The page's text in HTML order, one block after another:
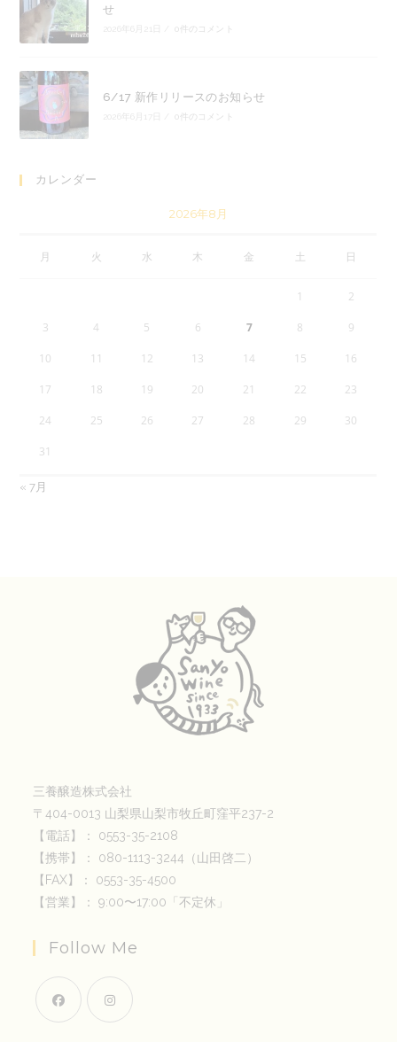
せ
0件のコメント
6/17 新作リリースのお知らせ
0件のコメント
カレンダー
2026年8月
月 火 水 木 金 土 日
1 2
3 4 5 6 7 8 9
10 11 12 13 14 15 16
17 18 19 20 21 22 23
24 25 26 27 28 29 30
31
« 7月
三養醸造株式会社
〒404-0013 山梨県山梨市牧丘町窪平237-2
【電話】： 0553-35-2108
【携帯】： 080-1113-3244（山田啓二）
【FAX】： 0553-35-4500
【営業】： 9:00〜17:00「不定休」
Follow Me